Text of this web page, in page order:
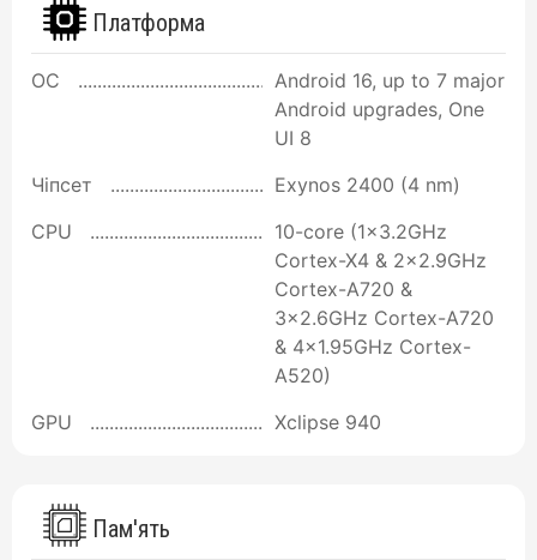
Платформа
ОС
Android 16, up to 7 major
Android upgrades, One
UI 8
Чіпсет
Exynos 2400 (4 nm)
CPU
10-core (1x3.2GHz
Cortex-X4 & 2x2.9GHz
Cortex-A720 &
3x2.6GHz Cortex-A720
& 4x1.95GHz Cortex-
A520)
GPU
Xclipse 940
Пам'ять